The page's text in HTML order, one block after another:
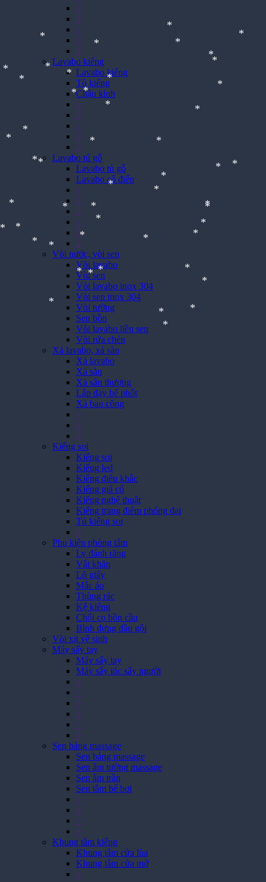
**
*
*
*
*
*
*
*
*
*
>
>
>
>
>
Lavabo kiếng
Lavabo kiếng
Tô kiếng
Chậu kính
>
>
>
>
>
Lavabo tủ gỗ
Lavabo tủ gỗ
Lavabo cổ điển
>
>
>
>
>
>
Vòi nước, vòi sen
Vòi lavabo
Vòi sen
Vòi lavabo inox 304
Vòi sen inox 304
Vòi tường
Sen bồn
Vòi lavabo liền sen
Vòi rửa chén
Xả lavabo, xả sàn
Xả lavabo
Xả sàn
Xả sân thượng
Lắp đạy bể phốt
Xả ban công
>
>
>
Kiếng soi
Kiếng soi
Kiếng led
Kiếng điêu khắc
Kiếng giả cổ
Kiếng nghệ thuật
Kiếng trang điểm phóng đại
Tủ kiếng soi
>
Phụ kiện phòng tắm
Ly đánh răng
Vắt khăn
Lô giấy
Mắc áo
Thùng rác
Kệ kiếng
Chổi cọ bồn cầu
Bình đựng dầu gội
Vòi xịt vệ sinh
Máy sấy tay
Máy sấy tay
Máy sấy tóc sấy người
>
>
>
>
>
>
Sen bảng massage
Sen bảng massage
Sen âm tường massage
Sen âm trần
Sen tắm bể bơi
>
>
>
>
Khung tắm kiếng
Khung tắm cửa lùa
Khung tắm cửa mở
>